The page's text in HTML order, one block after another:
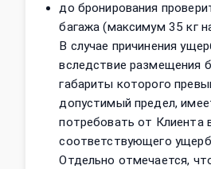
до бронирования
багажа (максимум 35 кг
В случае причинения
вследствие размещения
габариты которого
допустимый предел,
потребовать от Клиента
соответствующего
Отдельно отмечается,